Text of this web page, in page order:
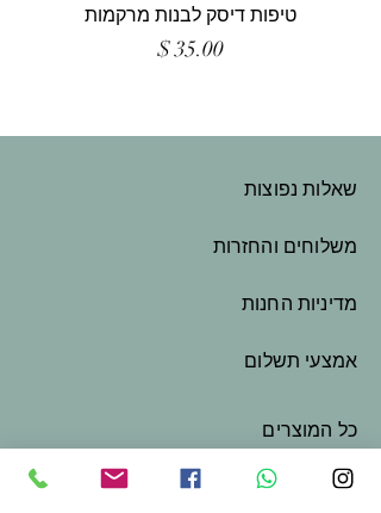
טיפות דיסק לבנות מרקמות
מחיר
שאלות נפוצות
משלוחים והחזרות
מדיניות החנות
אמצעי תשלום
כל המוצרים
המלאכה שלי